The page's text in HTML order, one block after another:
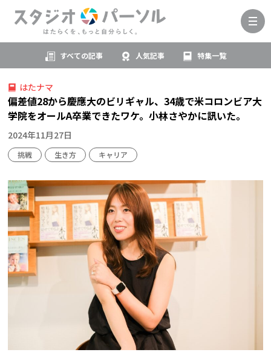
すべての記事 人気記事 特集一覧
はたナマ
偏差値28から慶應大のビリギャル、34歳で米コロンビア大
学院をオールA卒業できたワケ。小林さやかに訊いた。
2024年11月27日
挑戦 生き方 キャリア